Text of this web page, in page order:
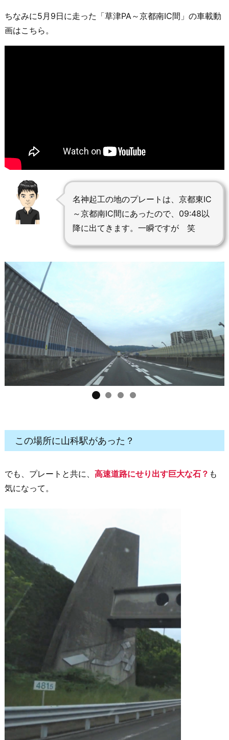
ちなみに5月9日に走った「草津PA～京都南IC間」の車載動
画はこちら。
名神起工の地のプレートは、京都東IC
～京都南IC間にあったので、09:48以
降に出てきます。一瞬ですが 笑
この場所に山科駅があった？
でも、プレートと共に、 高速道路にせり出す巨大な石？ も
気になって。